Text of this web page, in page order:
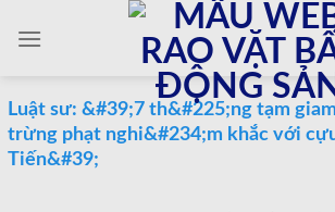
Luật sư: &#39;7 th&#225;ng tạm
trừng phạt nghi&#234;m khắc với
Tiến&#39;